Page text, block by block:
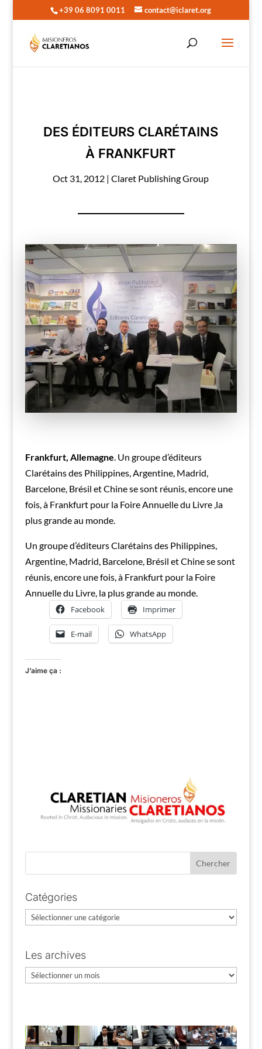
+39 06 8091 0011 contact@iclaret.org
DES ÉDITEURS CLARÉTAINS
À FRANKFURT
Oct 31, 2012 |Claret Publishing Group
Frankfurt, Allemagne. Un groupe d’éditeurs
Clarétains des Philippines, Argentine, Madrid,
Barcelone, Brésil et Chine se sont réunis, encore une
fois, à Frankfurt pour la Foire Annuelle du Livre ,la
plus grande au monde.
Un groupe d’éditeurs Clarétains des Philippines,
Argentine, Madrid, Barcelone, Brésil et Chine se sont
réunis, encore une fois, à Frankfurt pour la Foire
Annuelle du Livre, la plus grande au monde.
Facebook Imprimer
E-mail WhatsApp
J’aime ça :
Catégories
Catégories
Les archives
Les